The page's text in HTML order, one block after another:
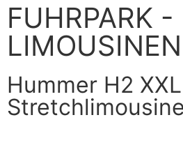
FUHRPARK -
LIMOUSINEN
Hummer H2
Stretchlimousine